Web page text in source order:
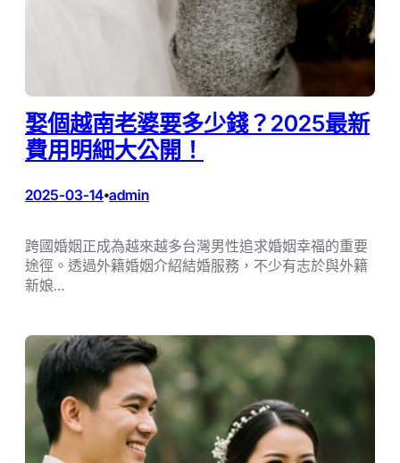
娶個越南老婆要多少錢？2025最新
費用明細大公開！
2025-03-14•admin
跨國婚姻正成為越來越多台灣男性追求婚姻幸福的重要
途徑。透過外籍婚姻介紹結婚服務，不少有志於與外籍
新娘…